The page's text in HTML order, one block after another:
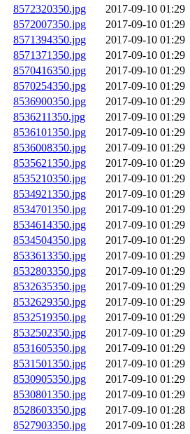
8572320350.jpg
2017-09-10 01:29
8572007350.jpg
2017-09-10 01:29
8571394350.jpg
2017-09-10 01:29
8571371350.jpg
2017-09-10 01:29
8570416350.jpg
2017-09-10 01:29
8570254350.jpg
2017-09-10 01:29
8536900350.jpg
2017-09-10 01:29
8536211350.jpg
2017-09-10 01:29
8536101350.jpg
2017-09-10 01:29
8536008350.jpg
2017-09-10 01:29
8535621350.jpg
2017-09-10 01:29
8535210350.jpg
2017-09-10 01:29
8534921350.jpg
2017-09-10 01:29
8534701350.jpg
2017-09-10 01:29
8534614350.jpg
2017-09-10 01:29
8534504350.jpg
2017-09-10 01:29
8533613350.jpg
2017-09-10 01:29
8532803350.jpg
2017-09-10 01:29
8532635350.jpg
2017-09-10 01:29
8532629350.jpg
2017-09-10 01:29
8532519350.jpg
2017-09-10 01:29
8532502350.jpg
2017-09-10 01:29
8531605350.jpg
2017-09-10 01:29
8531501350.jpg
2017-09-10 01:29
8530905350.jpg
2017-09-10 01:29
8530801350.jpg
2017-09-10 01:29
8528603350.jpg
2017-09-10 01:28
8527903350.jpg
2017-09-10 01:28